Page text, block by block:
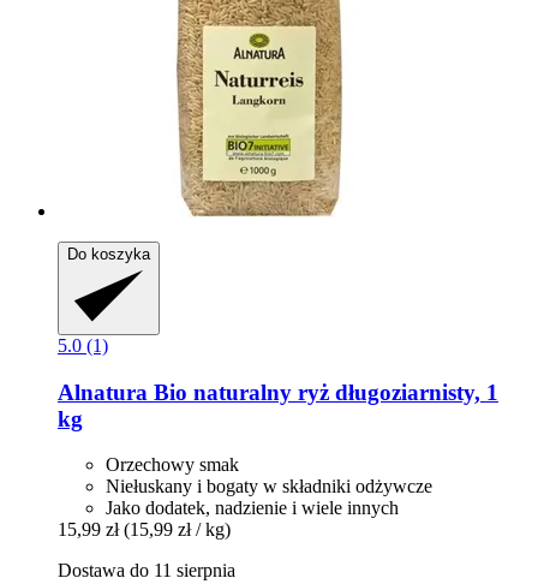
Do koszyka
5.0 (1)
Alnatura Bio naturalny ryż długoziarnisty, 1
kg
Orzechowy smak
Niełuskany i bogaty w składniki odżywcze
Jako dodatek, nadzienie i wiele innych
15,99 zł (15,99 zł / kg)
Dostawa do 11 sierpnia